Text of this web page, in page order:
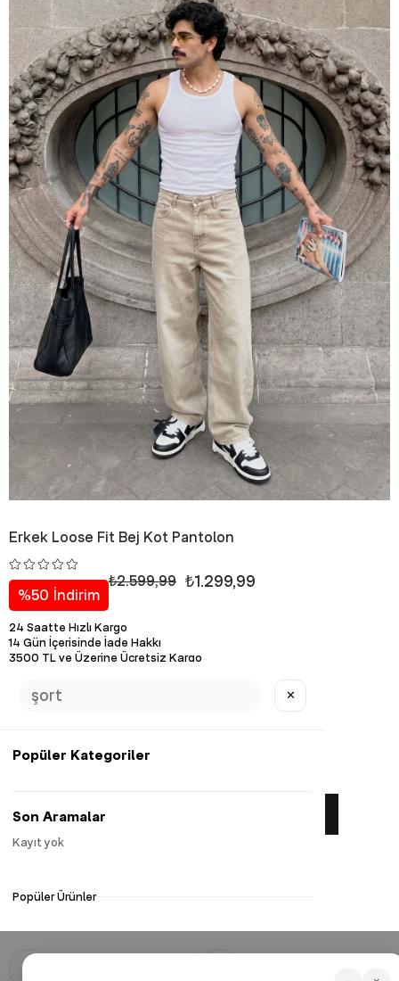
Erkek Loose Fit Bej Kot Pantolon
%50 İndirim
₺2.599,99 ₺1.299,99
24 Saatte Hızlı Kargo
14 Gün İçerisinde İade Hakkı
3500 TL ve Üzerine Ücretsiz Kargo
Güvenli Alışveriş Hızlı Kargo
✕
Popüler Kategoriler
Son Aramalar
Kayıt yok
Popüler Ürünler